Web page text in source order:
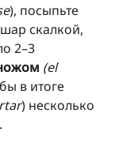
), посыпьте
скалкой,
2–3
(el
в итоге
) несколько